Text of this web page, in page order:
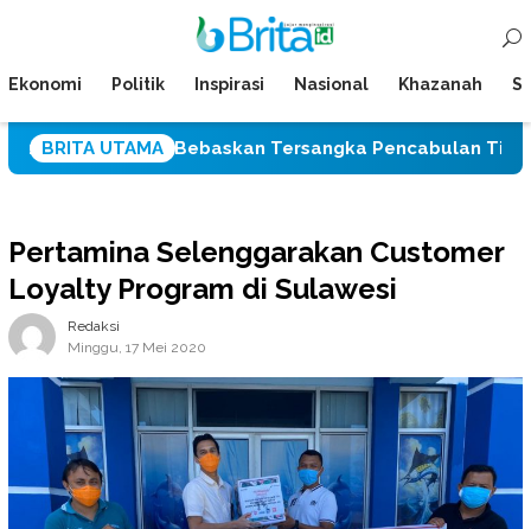
Mobile
Ekonomi Politik Inspirasi Nasional Khazanah
BRITA UTAMA
Bebaskan Tersangka Pencabulan Tiga Siswi SD
Pertamina Selenggarakan Customer
Loyalty Program di Sulawesi
Redaksi
Minggu, 17 Mei 2020